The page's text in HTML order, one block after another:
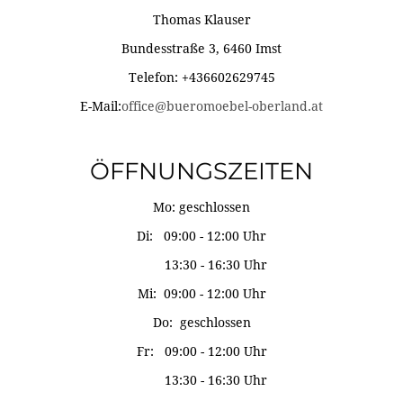
Thomas Klauser
Bundesstraße 3, 6460 Imst
Telefon: +436602629745
E-Mail:office@bueromoebel-oberland.at
ÖFFNUNGSZEITEN
Mo: geschlossen
Di: 09:00 - 12:00 Uhr
13:30 - 16:30 Uhr
Mi: 09:00 - 12:00 Uhr
Do: geschlossen
Fr: 09:00 - 12:00 Uhr
13:30 - 16:30 Uhr